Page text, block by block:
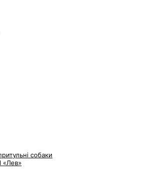
собаки
«Лев»